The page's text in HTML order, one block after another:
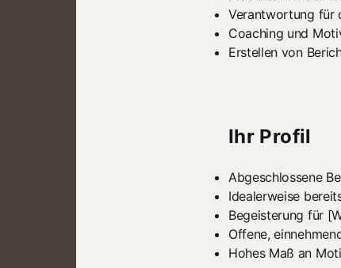
Verantwortung für
Coaching und
Erstellen von
Ihr Profil
Abgeschlossene
Idealerweise
Begeisterung für
Offene,
Hohes Maß an